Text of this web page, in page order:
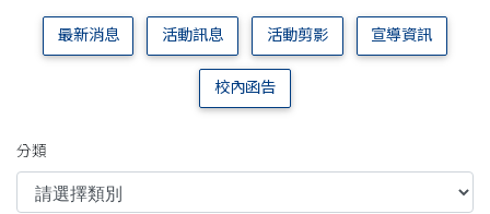
最新消息 活動訊息 活動剪影 宣導資訊
校內函告
分類